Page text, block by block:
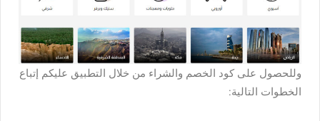
وللحصول على كود الخصم والشراء من خلال التطبيق عليكم إتباع
الخطوات التالية: